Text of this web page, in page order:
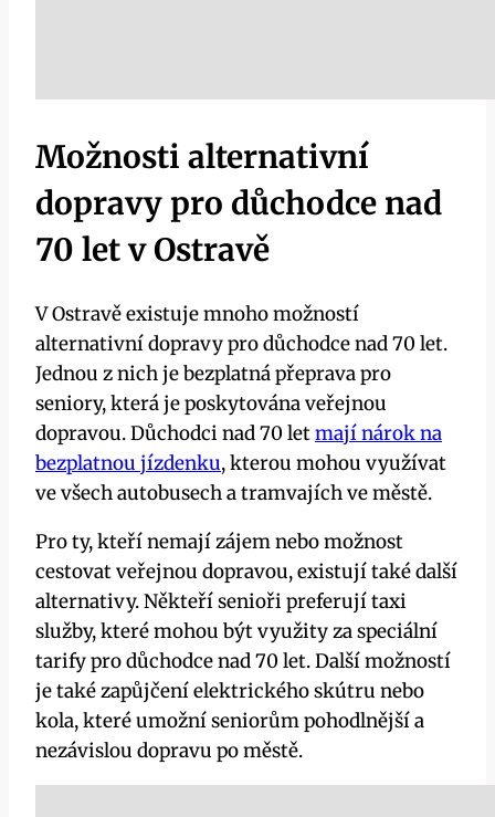
Možnosti alternativní
dopravy pro důchodce nad
70 let v Ostravě
V Ostravě existuje mnoho možností
alternativní dopravy pro důchodce nad 70 let.
Jednou z nich je bezplatná přeprava pro
seniory, která je poskytována veřejnou
dopravou. Důchodci nad 70 letmají nárok na
bezplatnou jízdenku, kterou mohou využívat
ve všech autobusech a tramvajích ve městě.
Pro ty, kteří nemají zájem nebo možnost
cestovat veřejnou dopravou, existují také další
alternativy. Někteří senioři preferují taxi
služby, které mohou být využity za speciální
tarify pro důchodce nad 70 let. Další možností
je také zapůjčení elektrického skútru nebo
kola, které umožní seniorům pohodlnější a
nezávislou dopravu po městě.